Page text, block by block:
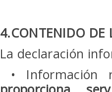
4.CONTENIDO DE
La declaración
•